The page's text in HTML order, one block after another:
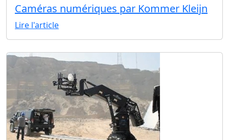
Caméras numériques par Kommer Kleijn
Lire l'article